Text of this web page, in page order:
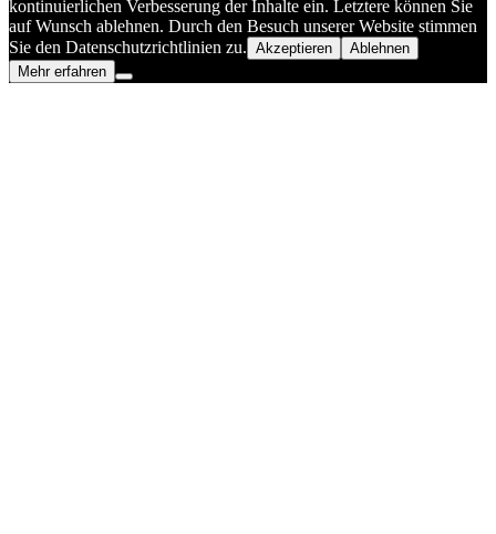
kontinuierlichen Verbesserung der Inhalte ein. Letztere können Sie
auf Wunsch ablehnen. Durch den Besuch unserer Website stimmen
Sie den Datenschutzrichtlinien zu. Akzeptieren
Ablehnen
Mehr erfahren